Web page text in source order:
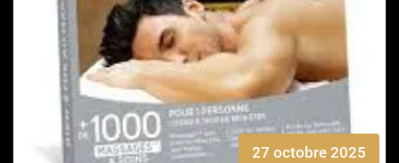
27 octobre 2025